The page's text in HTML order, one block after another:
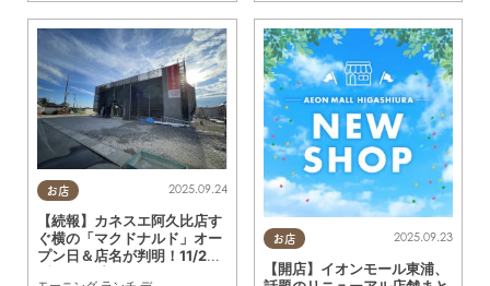
お店 2025.09.24
【続報】カネスエ阿久比店す
ぐ横の「マクドナルド」オー
プン日＆店名が判明！11/25
お店 2025.09.23
【開店】イオンモール東浦、